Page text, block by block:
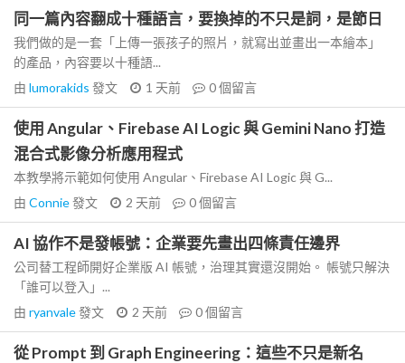
同一篇內容翻成十種語言，要換掉的不只是詞，是節日
我們做的是一套「上傳一張孩子的照片，就寫出並畫出一本繪本」
的產品，內容要以十種語...
由 lumorakids 發文 1 天前 0個留言
使用 Angular、Firebase AI Logic 與 Gemini Nano 打造
混合式影像分析應用程式
本教學將示範如何使用 Angular、Firebase AI Logic 與 G...
由 Connie發文 2 天前 0個留言
AI 協作不是發帳號：企業要先畫出四條責任邊界
公司替工程師開好企業版 AI 帳號，治理其實還沒開始。 帳號只解決
「誰可以登入」...
由 ryanvale發文 2 天前 0個留言
從 Prompt 到 Graph Engineering：這些不只是新名